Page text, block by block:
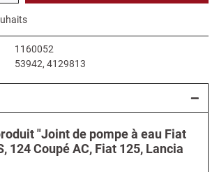
1160052
53942, 4129813
"Joint de pompe à eau Fiat
124 Coupé AC, Fiat 125, Lancia